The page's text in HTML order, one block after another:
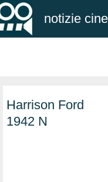
notizie
Harrison Ford
1942 N